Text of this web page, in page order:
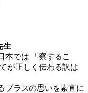
生
本では 「察するこ
が正しく伝わる訳は
プラスの思いを素直に